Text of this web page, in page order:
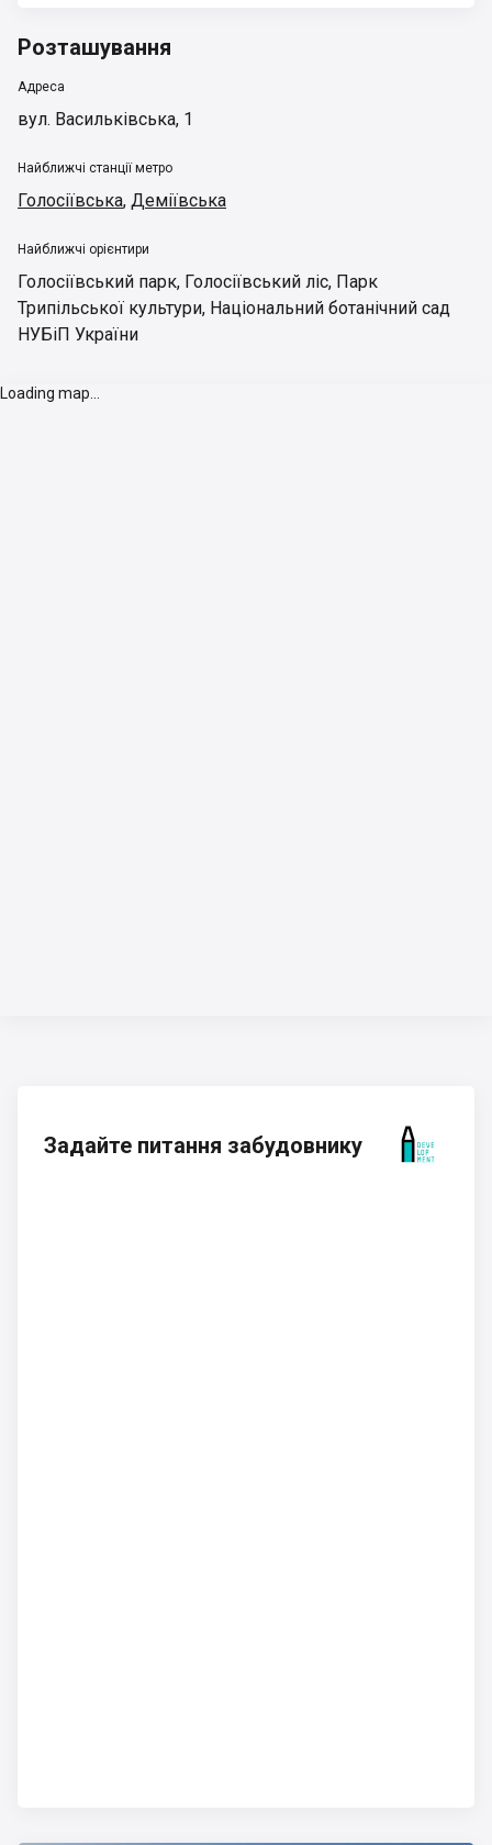
Розташування
Адреса
вул. Васильківська, 1
Найближчі станції метро
Голосіївська, Деміївська
Найближчі орієнтири
Голосіївський парк, Голосіївський ліс, Парк
Трипільської культури, Національний ботанічний сад
НУБіП України
Loading map...
Задайте питання забудовнику